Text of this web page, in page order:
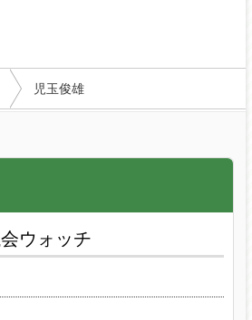
児玉俊雄
ウォッチ